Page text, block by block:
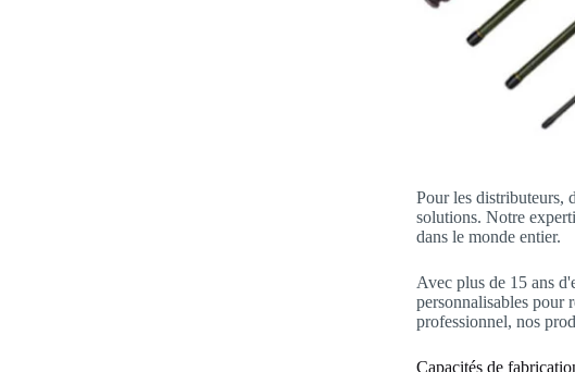
Pour les distributeurs,
solutions. Notre
dans le monde entier.
Avec plus de 15 ans
personnalisables pour
professionnel, nos
Capacités de